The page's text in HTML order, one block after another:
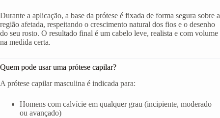
Durante a aplicação, a base da prótese é fixada de forma segura sobre a
região afetada, respeitando o crescimento natural dos fios e o desenho
do seu rosto. O resultado final é um cabelo leve, realista e com volume
na medida certa.
Quem pode usar uma prótese capilar?
A prótese capilar masculina é indicada para:
Homens com calvície em qualquer grau (incipiente, moderado
ou avançado)